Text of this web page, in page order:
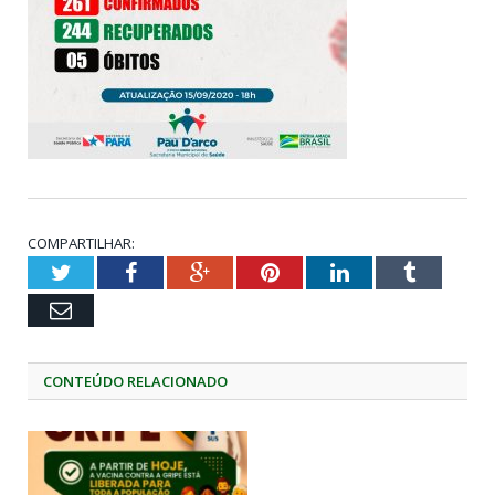
COMPARTILHAR:
TwitterFacebookGoogle+PinterestLinkedInTumblr
Email
CONTEÚDO RELACIONADO